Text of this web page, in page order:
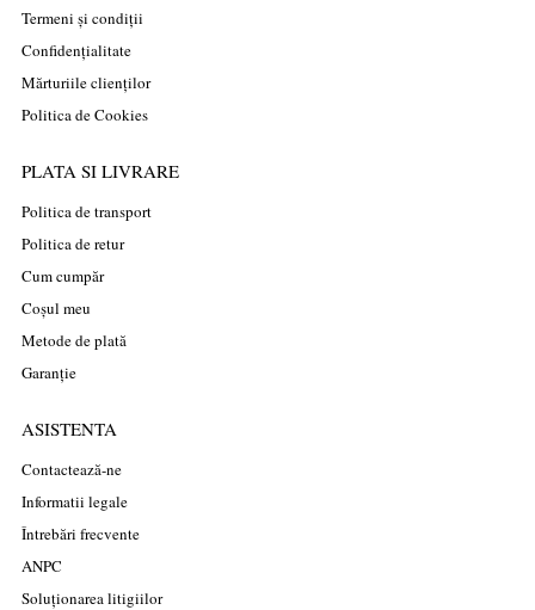
Termeni și condiții
Confidențialitate
Mărturiile clienților
Politica de Cookies
PLATA SI LIVRARE
Politica de transport
Politica de retur
Cum cumpăr
Coșul meu
Metode de plată
Garanție
ASISTENTA
Contactează-ne
Informatii legale
Întrebări frecvente
ANPC
Soluționarea litigiilor